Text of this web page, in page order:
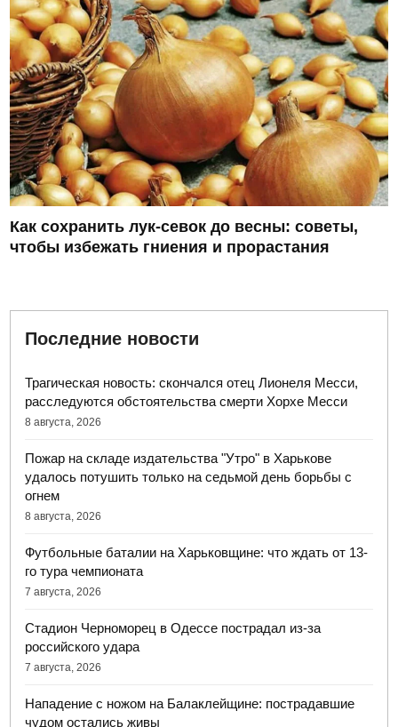
Как сохранить лук-севок до весны: советы,
чтобы избежать гниения и прорастания
Последние новости
Трагическая новость: скончался отец Лионеля Месси,
расследуются обстоятельства смерти Хорхе Месси
8 августа, 2026
Пожар на складе издательства "Утро" в Харькове
удалось потушить только на седьмой день борьбы с
огнем
8 августа, 2026
Футбольные баталии на Харьковщине: что ждать от 13-
го тура чемпионата
7 августа, 2026
Стадион Черноморец в Одессе пострадал из-за
российского удара
7 августа, 2026
Нападение с ножом на Балаклейщине: пострадавшие
чудом остались живы